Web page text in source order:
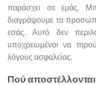
παράσχει σε εμάς.
διαγράψουμε τα
εσάς. Αυτό δεν
υποχρεωμένοι να
λόγους ασφαλείας.
Πού